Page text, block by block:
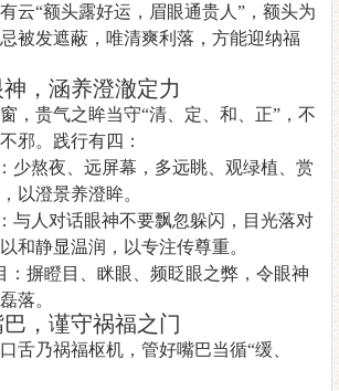
云“额头露好运，眉眼通贵人”，额头为
被发遮蔽，唯清爽利落，方能迎纳福
，涵养澄澈定力
，贵气之眸当守“清、定、和、正”，不
邪。践行有四：
少熬夜、远屏幕，多远眺、观绿植、赏
以澄景养澄眸。
与人对话眼神不要飘忽躲闪，目光落对
和静显温润，以专注传尊重。
：摒瞪目、眯眼、频眨眼之弊，令眼神
落。
，谨守祸福之门
舌乃祸福枢机，管好嘴巴当循“缓、